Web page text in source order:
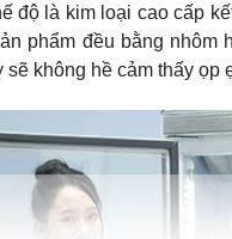
độ là kim loại cao cấp
phẩm đều bằng
sẽ không hề cảm thấy